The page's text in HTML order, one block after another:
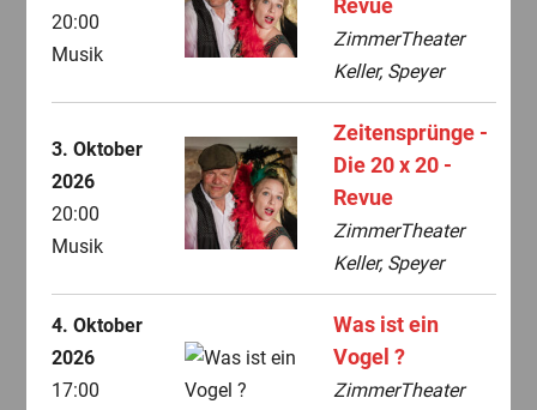
20:00
Musik
Revue
ZimmerTheater
Keller, Speyer
3. Oktober
2026
20:00
Musik
Zeitensprünge -
Die 20 x 20 -
Revue
ZimmerTheater
Keller, Speyer
4. Oktober
2026
17:00
Was ist ein
Vogel ?
ZimmerTheater